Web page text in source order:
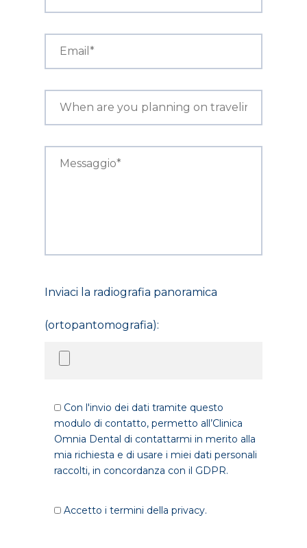
Inviaci la radiografia panoramica
(ortopantomografia):
Con l'invio dei dati tramite questo
modulo di contatto, permetto all’Clinica
Omnia Dental di contattarmi in merito alla
mia richiesta e di usare i miei dati personali
raccolti, in concordanza con il GDPR.
Accetto i termini della privacy.